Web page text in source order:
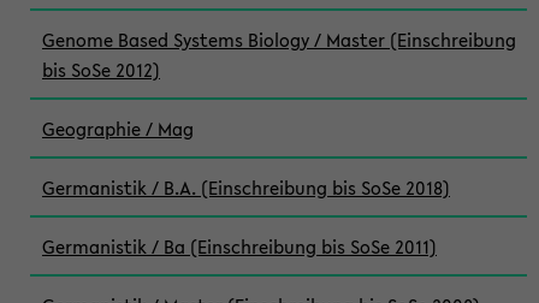
Genome Based Systems Biology / Master (Einschreibung
bis SoSe 2012)
Geographie / Mag
Germanistik / B.A. (Einschreibung bis SoSe 2018)
Germanistik / Ba (Einschreibung bis SoSe 2011)